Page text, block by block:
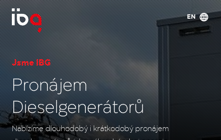
EN
Jsme IBG
Pronájem
Dieselgenerátorů
Nabízíme dlouhodobý i krátkodobý pronájem